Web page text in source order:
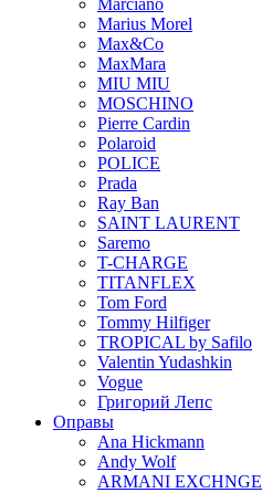
Marciano
Marius Morel
Max&Co
MaxMara
MIU MIU
MOSCHINO
Pierre Cardin
Polaroid
POLICE
Prada
Ray Ban
SAINT LAURENT
Saremo
T-CHARGE
TITANFLEX
Tom Ford
Tommy Hilfiger
TROPICAL by Safilo
Valentin Yudashkin
Vogue
Григорий Лепс
Оправы
Ana Hickmann
Andy Wolf
ARMANI EXCHNGE